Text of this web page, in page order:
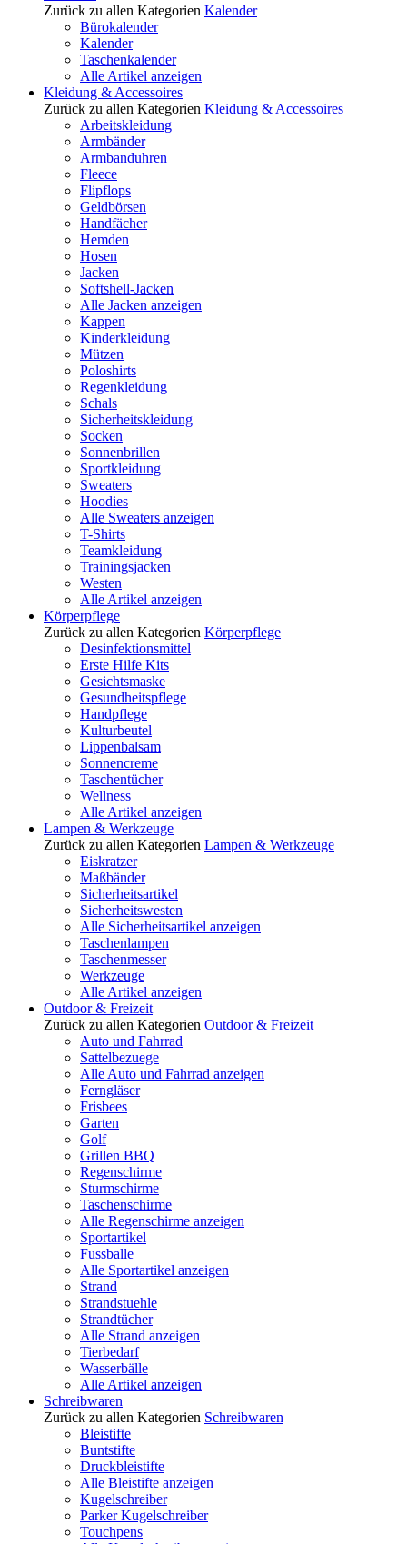
Zurück zu allen Kategorien Kalender
Bürokalender
Kalender
Taschenkalender
Alle Artikel anzeigen
Kleidung & Accessoires
Zurück zu allen Kategorien Kleidung & Accessoires
Arbeitskleidung
Armbänder
Armbanduhren
Fleece
Flipflops
Geldbörsen
Handfächer
Hemden
Hosen
Jacken
Softshell-Jacken
Alle Jacken anzeigen
Kappen
Kinderkleidung
Mützen
Poloshirts
Regenkleidung
Schals
Sicherheitskleidung
Socken
Sonnenbrillen
Sportkleidung
Sweaters
Hoodies
Alle Sweaters anzeigen
T-Shirts
Teamkleidung
Trainingsjacken
Westen
Alle Artikel anzeigen
Körperpflege
Zurück zu allen Kategorien Körperpflege
Desinfektionsmittel
Erste Hilfe Kits
Gesichtsmaske
Gesundheitspflege
Handpflege
Kulturbeutel
Lippenbalsam
Sonnencreme
Taschentücher
Wellness
Alle Artikel anzeigen
Lampen & Werkzeuge
Zurück zu allen Kategorien Lampen & Werkzeuge
Eiskratzer
Maßbänder
Sicherheitsartikel
Sicherheitswesten
Alle Sicherheitsartikel anzeigen
Taschenlampen
Taschenmesser
Werkzeuge
Alle Artikel anzeigen
Outdoor & Freizeit
Zurück zu allen Kategorien Outdoor & Freizeit
Auto und Fahrrad
Sattelbezuege
Alle Auto und Fahrrad anzeigen
Ferngläser
Frisbees
Garten
Golf
Grillen BBQ
Regenschirme
Sturmschirme
Taschenschirme
Alle Regenschirme anzeigen
Sportartikel
Fussballe
Alle Sportartikel anzeigen
Strand
Strandstuehle
Strandtücher
Alle Strand anzeigen
Tierbedarf
Wasserbälle
Alle Artikel anzeigen
Schreibwaren
Zurück zu allen Kategorien Schreibwaren
Bleistifte
Buntstifte
Druckbleistifte
Alle Bleistifte anzeigen
Kugelschreiber
Parker Kugelschreiber
Touchpens